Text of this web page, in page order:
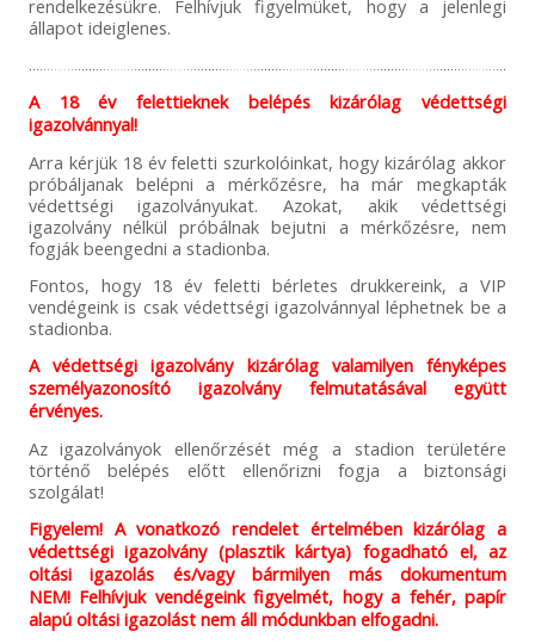
rendelkezésükre. Felhívjuk figyelmüket, hogy a jelenlegi
állapot ideiglenes.
A 18 év felettieknek belépés kizárólag védettségi
igazolvánnyal!
Arra kérjük 18 év feletti szurkolóinkat, hogy kizárólag akkor
próbáljanak belépni a mérkőzésre, ha már megkapták
védettségi igazolványukat. Azokat, akik védettségi
igazolvány nélkül próbálnak bejutni a mérkőzésre, nem
fogják beengedni a stadionba.
Fontos, hogy 18 év feletti bérletes drukkereink, a VIP
vendégeink is csak védettségi igazolvánnyal léphetnek be a
stadionba.
A védettségi igazolvány kizárólag valamilyen fényképes
személyazonosító igazolvány felmutatásával együtt
érvényes.
Az igazolványok ellenőrzését még a stadion területére
történő belépés előtt ellenőrizni fogja a biztonsági
szolgálat!
Figyelem! A vonatkozó rendelet értelmében kizárólag a
védettségi igazolvány (plasztik kártya) fogadható el, az
oltási igazolás és/vagy bármilyen más dokumentum
NEM! Felhívjuk vendégeink figyelmét, hogy a fehér, papír
alapú oltási igazolást nem áll módunkban elfogadni.